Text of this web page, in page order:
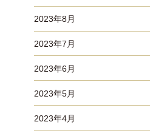
2023年8月
2023年7月
2023年6月
2023年5月
2023年4月